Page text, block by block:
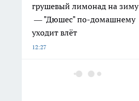
грушевый лимонад на зиму
— "Дюшес" по-домашнему
уходит влёт
12:27
Аналитика ВТБ: объем